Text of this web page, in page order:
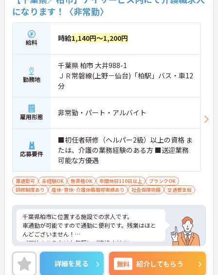
になります！〈非常勤〉
給料 時給1,140円～1,200円
勤務地
千葉県 柏市 大井988-1
ＪＲ常磐線(上野－仙台)「柏駅」バス・車12
分
雇用形態 非常勤・パート・アルバイト
応募要件
■初任者研修（ヘルパー2級）以上の資格 ま
たは、介護の業務経験のある方 ■送迎業務
可能な方優遇
車通勤可 未経験OK 無資格OK 年間休日110日以上
ブランクOK
研修制度あり
産休･育休･介護休暇取得実績あり 社会保険完備 交通費支給
千葉県柏市に位置する施設での求人です。
車通勤が可能ですので通勤に便利です。残業はほと
んどございません！
ご興味のある方はお気軽にご連絡ください。
詳細を見る 無料 紹介してもらう